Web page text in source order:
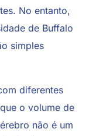
No entanto,
de Buffalo
simples
diferentes
o volume de
não é um